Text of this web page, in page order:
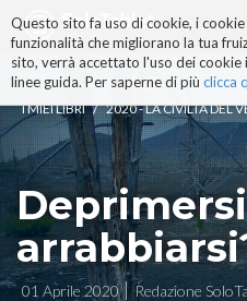
Questo sito fa uso di cookie, i
funzionalità che migliorano la tua
sito, verrà accettato l'uso dei
linee guida. Per saperne di più clicca
ai
|
alla
I MIEI LIBRI / 2020 - LA CIVILTÀ DEL
01 Aprile 2020 Redazione